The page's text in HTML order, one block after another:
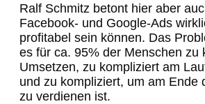
Ralf Schmitz betont hier aber
Facebook- und Google-Ads
profitabel sein können. Das
es für ca. 95% der Menschen zu
Umsetzen, zu kompliziert am
und zu kompliziert, um am Ende
zu verdienen ist.